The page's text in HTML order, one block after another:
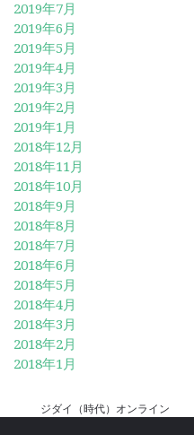
2019年7月
2019年6月
2019年5月
2019年4月
2019年3月
2019年2月
2019年1月
2018年12月
2018年11月
2018年10月
2018年9月
2018年8月
2018年7月
2018年6月
2018年5月
2018年4月
2018年3月
2018年2月
2018年1月
ジダイ（時代）オンライン